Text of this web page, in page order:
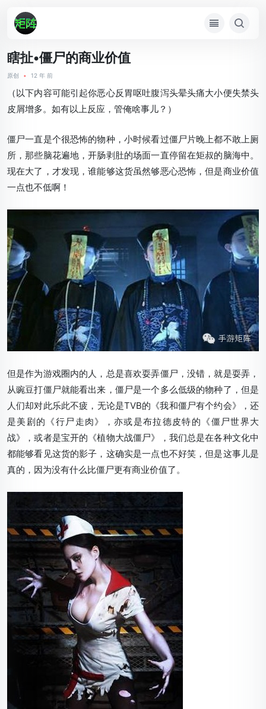
瞎扯•僵尸的商业价值
原创 • 12 年 前
（以下内容可能引起你恶心反胃呕吐腹泻头晕头痛大小便失禁头
皮屑增多。如有以上反应，管俺啥事儿？）
僵尸一直是个很恐怖的物种，小时候看过僵尸片晚上都不敢上厕
所，那些脑花遍地，开肠剥肚的场面一直停留在矩叔的脑海中。
现在大了，才发现，谁能够这货虽然够恶心恐怖，但是商业价值
一点也不低啊！
但是作为游戏圈内的人，总是喜欢耍弄僵尸，没错，就是耍弄，
从豌豆打僵尸就能看出来，僵尸是一个多么低级的物种了，但是
人们却对此乐此不疲，无论是TVB的《我和僵尸有个约会》，还
是美剧的《行尸走肉》，亦或是布拉德皮特的《僵尸世界大
战》，或者是宝开的《植物大战僵尸》，我们总是在各种文化中
都能够看见这货的影子，这确实是一点也不好笑，但是这事儿是
真的，因为没有什么比僵尸更有商业价值了。